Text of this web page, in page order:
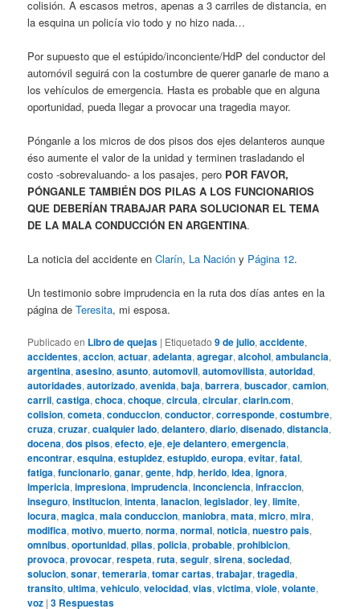
colisión. A escasos metros, apenas a 3 carriles de distancia, en
la esquina un policía vio todo y no hizo nada…
Por supuesto que el estúpido/inconciente/HdP del conductor del
automóvil seguirá con la costumbre de querer ganarle de mano a
los vehículos de emergencia. Hasta es probable que en alguna
oportunidad, pueda llegar a provocar una tragedia mayor.
Pónganle a los micros de dos pisos dos ejes delanteros aunque
éso aumente el valor de la unidad y terminen trasladando el
costo -sobrevaluando- a los pasajes, pero POR FAVOR,
PÓNGANLE TAMBIÉN DOS PILAS A LOS FUNCIONARIOS
QUE DEBERÍAN TRABAJAR PARA SOLUCIONAR EL TEMA
DE LA MALA CONDUCCIÓN EN ARGENTINA.
La noticia del accidente enClarín, La Nación y Página 12.
Un testimonio sobre imprudencia en la ruta dos días antes en la
página deTeresita, mi esposa.
Publicado en Libro de quejas | Etiquetado 9 de julio,accidente,
accidentes,accion,actuar,adelanta,agregar,alcohol,ambulancia,
argentina,asesino,asunto,automovil,automovilista,autoridad,
autoridades,autorizado,avenida,baja,barrera,buscador,camion,
carril,castiga,choca,choque,circula,circular,clarin.com,
colision,cometa,conduccion,conductor,corresponde,costumbre,
cruza,cruzar,cualquier lado,delantero,diario,disenado,distancia,
docena,dos pisos,efecto,eje,eje delantero,emergencia,
encontrar,esquina,estupidez,estupido,europa,evitar,fatal,
fatiga,funcionario,ganar,gente,hdp,herido,idea,ignora,
impericia,impresiona,imprudencia,inconciencia,infraccion,
inseguro,institucion,intenta,lanacion,legislador,ley,limite,
locura,magica,mala conduccion,maniobra,mata,micro,mira,
modifica,motivo,muerto,norma,normal,noticia,nuestro pais,
omnibus,oportunidad,pilas,policia,probable,prohibicion,
provoca,provocar,respeta,ruta,seguir,sirena,sociedad,
solucion,sonar,temeraria,tomar cartas,trabajar,tragedia,
transito,ultima,vehiculo,velocidad,vias,victima,viole,volante,
voz |3 Respuestas